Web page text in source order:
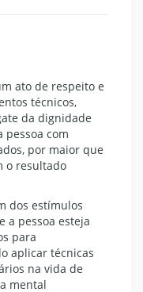
ato de respeito e
técnicos,
da dignidade
pessoa com
por maior que
o resultado
dos estímulos
a pessoa esteja
para
aplicar técnicas
na vida de
mental